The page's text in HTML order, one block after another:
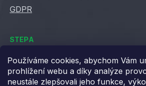
Používáme cookies, abychom Vám
prohlížení webu a díky analýze
neustále zlepšovali jeho funkce,
GDPR
STEPA
Kontakty
Kariéra ve Stepě